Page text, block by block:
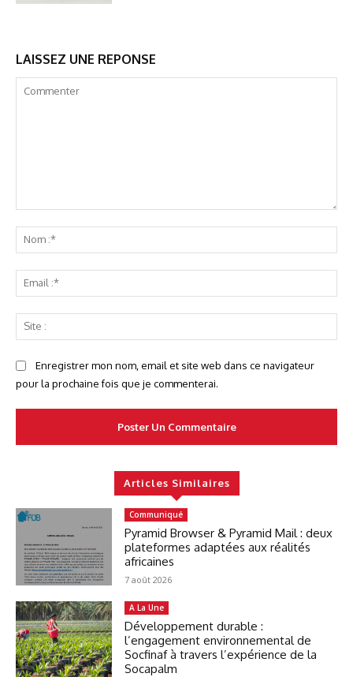
LAISSEZ UNE REPONSE
:*
:*
:
Enregistrer mon nom, email et site web dans ce navigateur
pour la prochaine fois que je commenterai.
Articles Similaires
Communiqué
Pyramid Browser & Pyramid Mail : deux
plateformes adaptées aux réalités
africaines
7 août 2026
A La Une
Développement durable :
l’engagement environnemental de
Socfinaf à travers l’expérience de la
Socapalm